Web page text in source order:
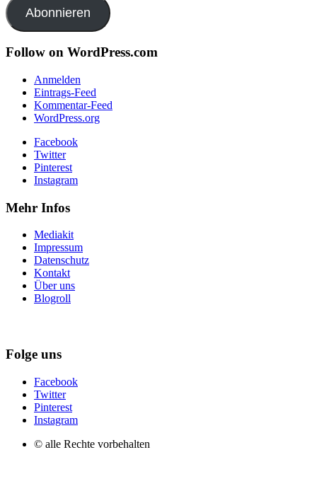
Abonnieren
Follow on WordPress.com
Anmelden
Eintrags-Feed
Kommentar-Feed
WordPress.org
Facebook
Twitter
Pinterest
Instagram
Mehr Infos
Mediakit
Impressum
Datenschutz
Kontakt
Über uns
Blogroll
Folge uns
Facebook
Twitter
Pinterest
Instagram
© alle Rechte vorbehalten